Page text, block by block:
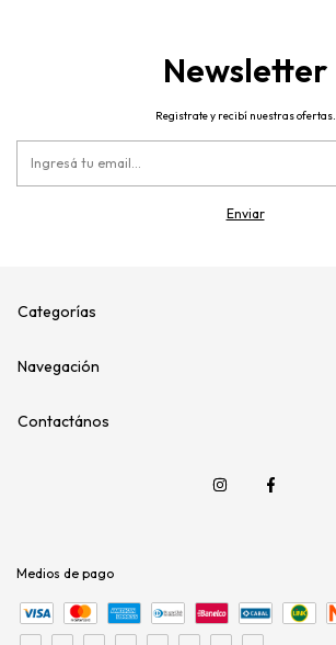
Newsletter
Registrate y recibí nuestras ofertas.
Categorías
Navegación
Contactános
Medios de pago